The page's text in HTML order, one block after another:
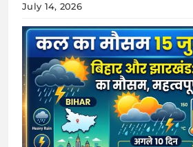
July 14, 2026